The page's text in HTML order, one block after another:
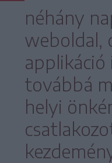
néhány
weboldal,
applikáció
továbbá
helyi